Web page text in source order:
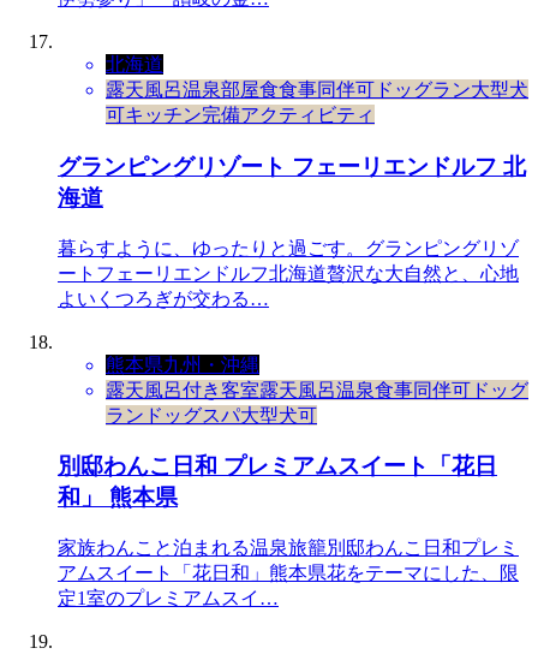
北海道
露天風呂温泉部屋食食事同伴可 ドッグラン大型犬
可キッチン完備アクティビティ
グランピングリゾート フェーリエンドルフ 北
海道
暮らすように、ゆったりと過ごす。グランピングリゾ
ートフェーリエンドルフ北海道贅沢な大自然と、心地
よいくつろぎが交わる…
熊本県九州・沖縄
露天風呂付き客室露天風呂温泉食事同伴可 ドッグ
ラン ドッグスパ大型犬可
別邸わんこ日和 プレミアムスイート「花日
和」 熊本県
家族わんこと泊まれる温泉旅籠別邸わんこ日和プレミ
アムスイート「花日和」熊本県花をテーマにした、限
定1室のプレミアムスイ…